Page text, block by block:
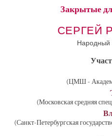
Закрытые
СЕРГЕЙ
Народный
(ЦМШ -
(Московская средняя
(Санкт-Петербургская